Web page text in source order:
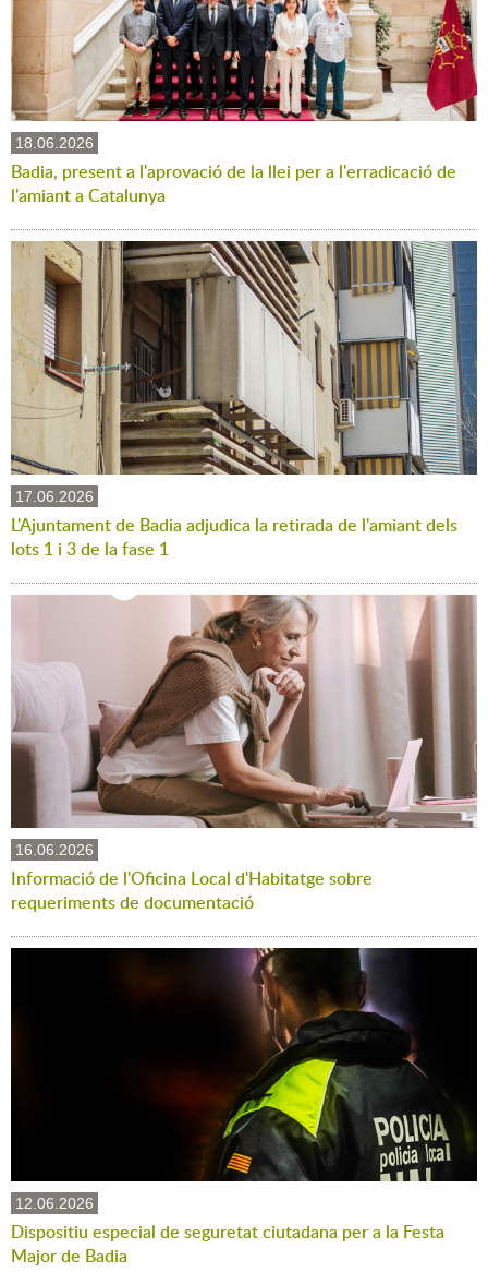
18.06.2026
Badia, present a l'aprovació de la llei per a l'erradicació de
l'amiant a Catalunya
17.06.2026
L'Ajuntament de Badia adjudica la retirada de l'amiant dels
lots 1 i 3 de la fase 1
16.06.2026
Informació de l'Oficina Local d'Habitatge sobre
requeriments de documentació
12.06.2026
Dispositiu especial de seguretat ciutadana per a la Festa
Major de Badia